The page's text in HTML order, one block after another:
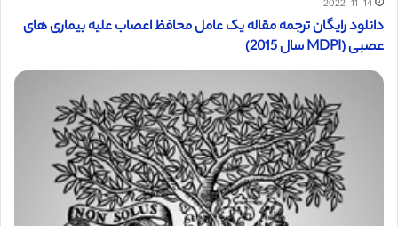
2022-11-14
دانلود رایگان ترجمه مقاله یک عامل محافظ اعصاب علیه بیماری های
عصبی (MDPI سال 2015)